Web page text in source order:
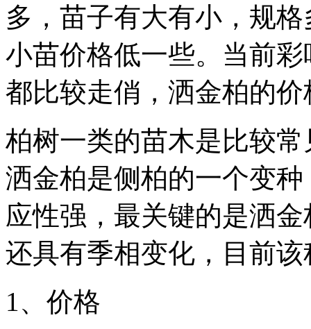
多，苗子有大有小，规
小苗价格低一些。当前
都比较走俏，洒金柏的
柏树一类的苗木是比较
洒金柏是侧柏的一个变
应性强，最关键的是洒
还具有季相变化，目前
1、价格